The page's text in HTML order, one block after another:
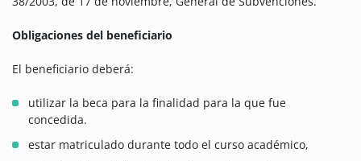
Obligaciones del beneficiario
El beneficiario deberá:
utilizar la beca para la finalidad para la que fue
concedida.
estar matriculado durante todo el curso académico,